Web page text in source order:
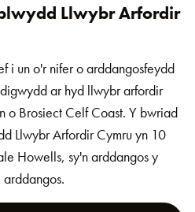
Llwybr Arfordir
i un o'r nifer o arddangosfeydd
ar hyd llwybr arfordir
o Brosiect Celf Coast. Y bwriad
Llwybr Arfordir Cymru yn 10
Howells, sy'n arddangos y